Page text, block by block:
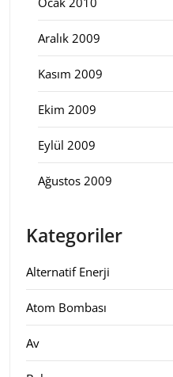
Aralık 2009
Kasım 2009
Ekim 2009
Eylül 2009
Ağustos 2009
Kategoriler
Alternatif Enerji
Atom Bombası
Av